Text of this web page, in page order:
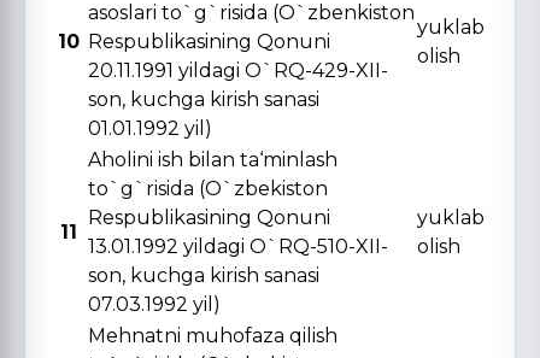
10
asoslari to`g`risida (O`zbenkiston
Respublikasining Qonuni
20.11.1991 yildagi O`RQ-429-XII-
son, kuchga kirish sanasi
01.01.1992 yil)
yuklab
olish
11
Aholini ish bilan ta‘minlash
to`g`risida (O`zbekiston
Respublikasining Qonuni
13.01.1992 yildagi O`RQ-510-XII-
son, kuchga kirish sanasi
07.03.1992 yil)
yuklab
olish
Mehnatni muhofaza qilish